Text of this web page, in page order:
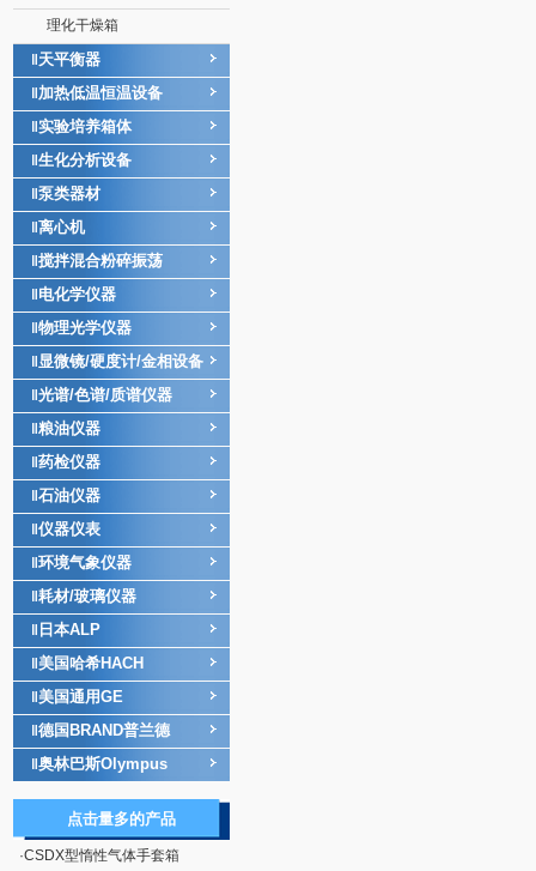
理化干燥箱
天平衡器
加热低温恒温设备
实验培养箱体
生化分析设备
泵类器材
离心机
搅拌混合粉碎振荡
电化学仪器
物理光学仪器
显微镜/硬度计/金相设备
光谱/色谱/质谱仪器
粮油仪器
药检仪器
石油仪器
仪器仪表
环境气象仪器
耗材/玻璃仪器
日本ALP
美国哈希HACH
美国通用GE
德国BRAND普兰德
奥林巴斯Olympus
点击量多的产品
·CSDX型惰性气体手套箱